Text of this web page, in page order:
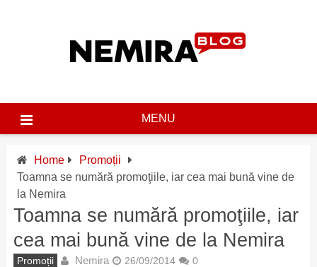
MENU
Home
Promoții
Toamna se numără promoţiile, iar cea mai bună vine de
la Nemira
Toamna se numără promoţiile, iar
cea mai bună vine de la Nemira
Promoții Nemira 26/09/2014 0